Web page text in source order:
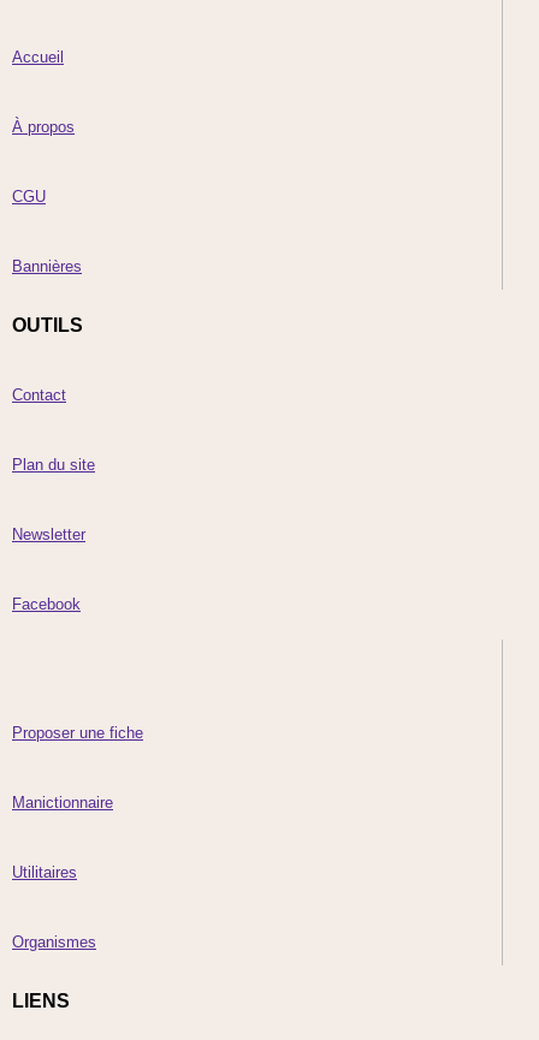
Accueil
À propos
CGU
Bannières
OUTILS
Contact
Plan du site
Newsletter
Facebook
Proposer une fiche
Manictionnaire
Utilitaires
Organismes
LIENS